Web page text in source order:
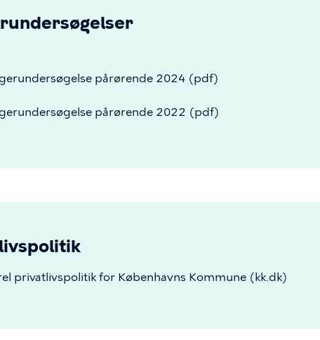
pårørende 2024 (pdf)
pårørende 2022 (pdf)
privatlivspolitik for Københavns Kommune (kk.dk)